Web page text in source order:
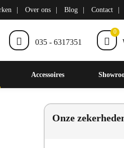
Over ons Blog Contact
035 - 6317351
0
Accessoires
Onze